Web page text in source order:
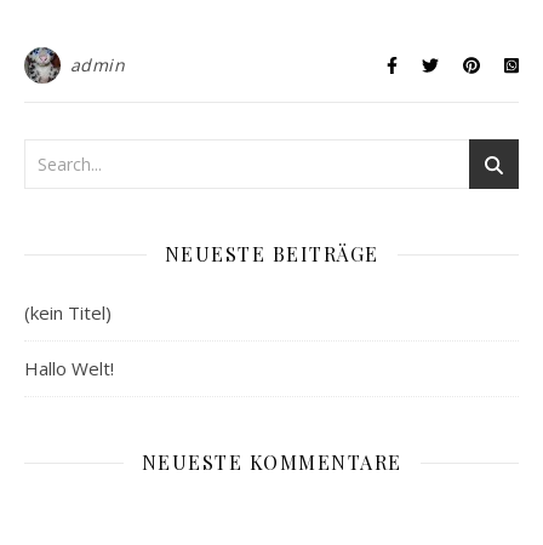
admin
NEUESTE BEITRÄGE
(kein Titel)
Hallo Welt!
NEUESTE KOMMENTARE